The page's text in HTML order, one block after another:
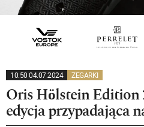
10:50 04.07.2024 ZEGARKI
Oris Hölstein Edition
edycja przypadająca